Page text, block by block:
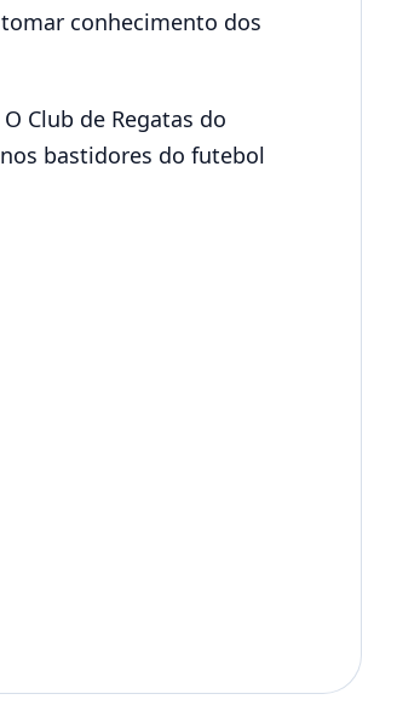
conhecimento dos
Club de Regatas do
bastidores do futebol